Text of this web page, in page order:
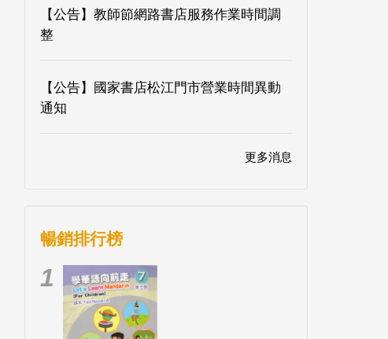
【公告】教師節網路書店服務作業時間調
整
【公告】國家書店松江門市營業時間異動
通知
更多消息
暢銷排行榜
1